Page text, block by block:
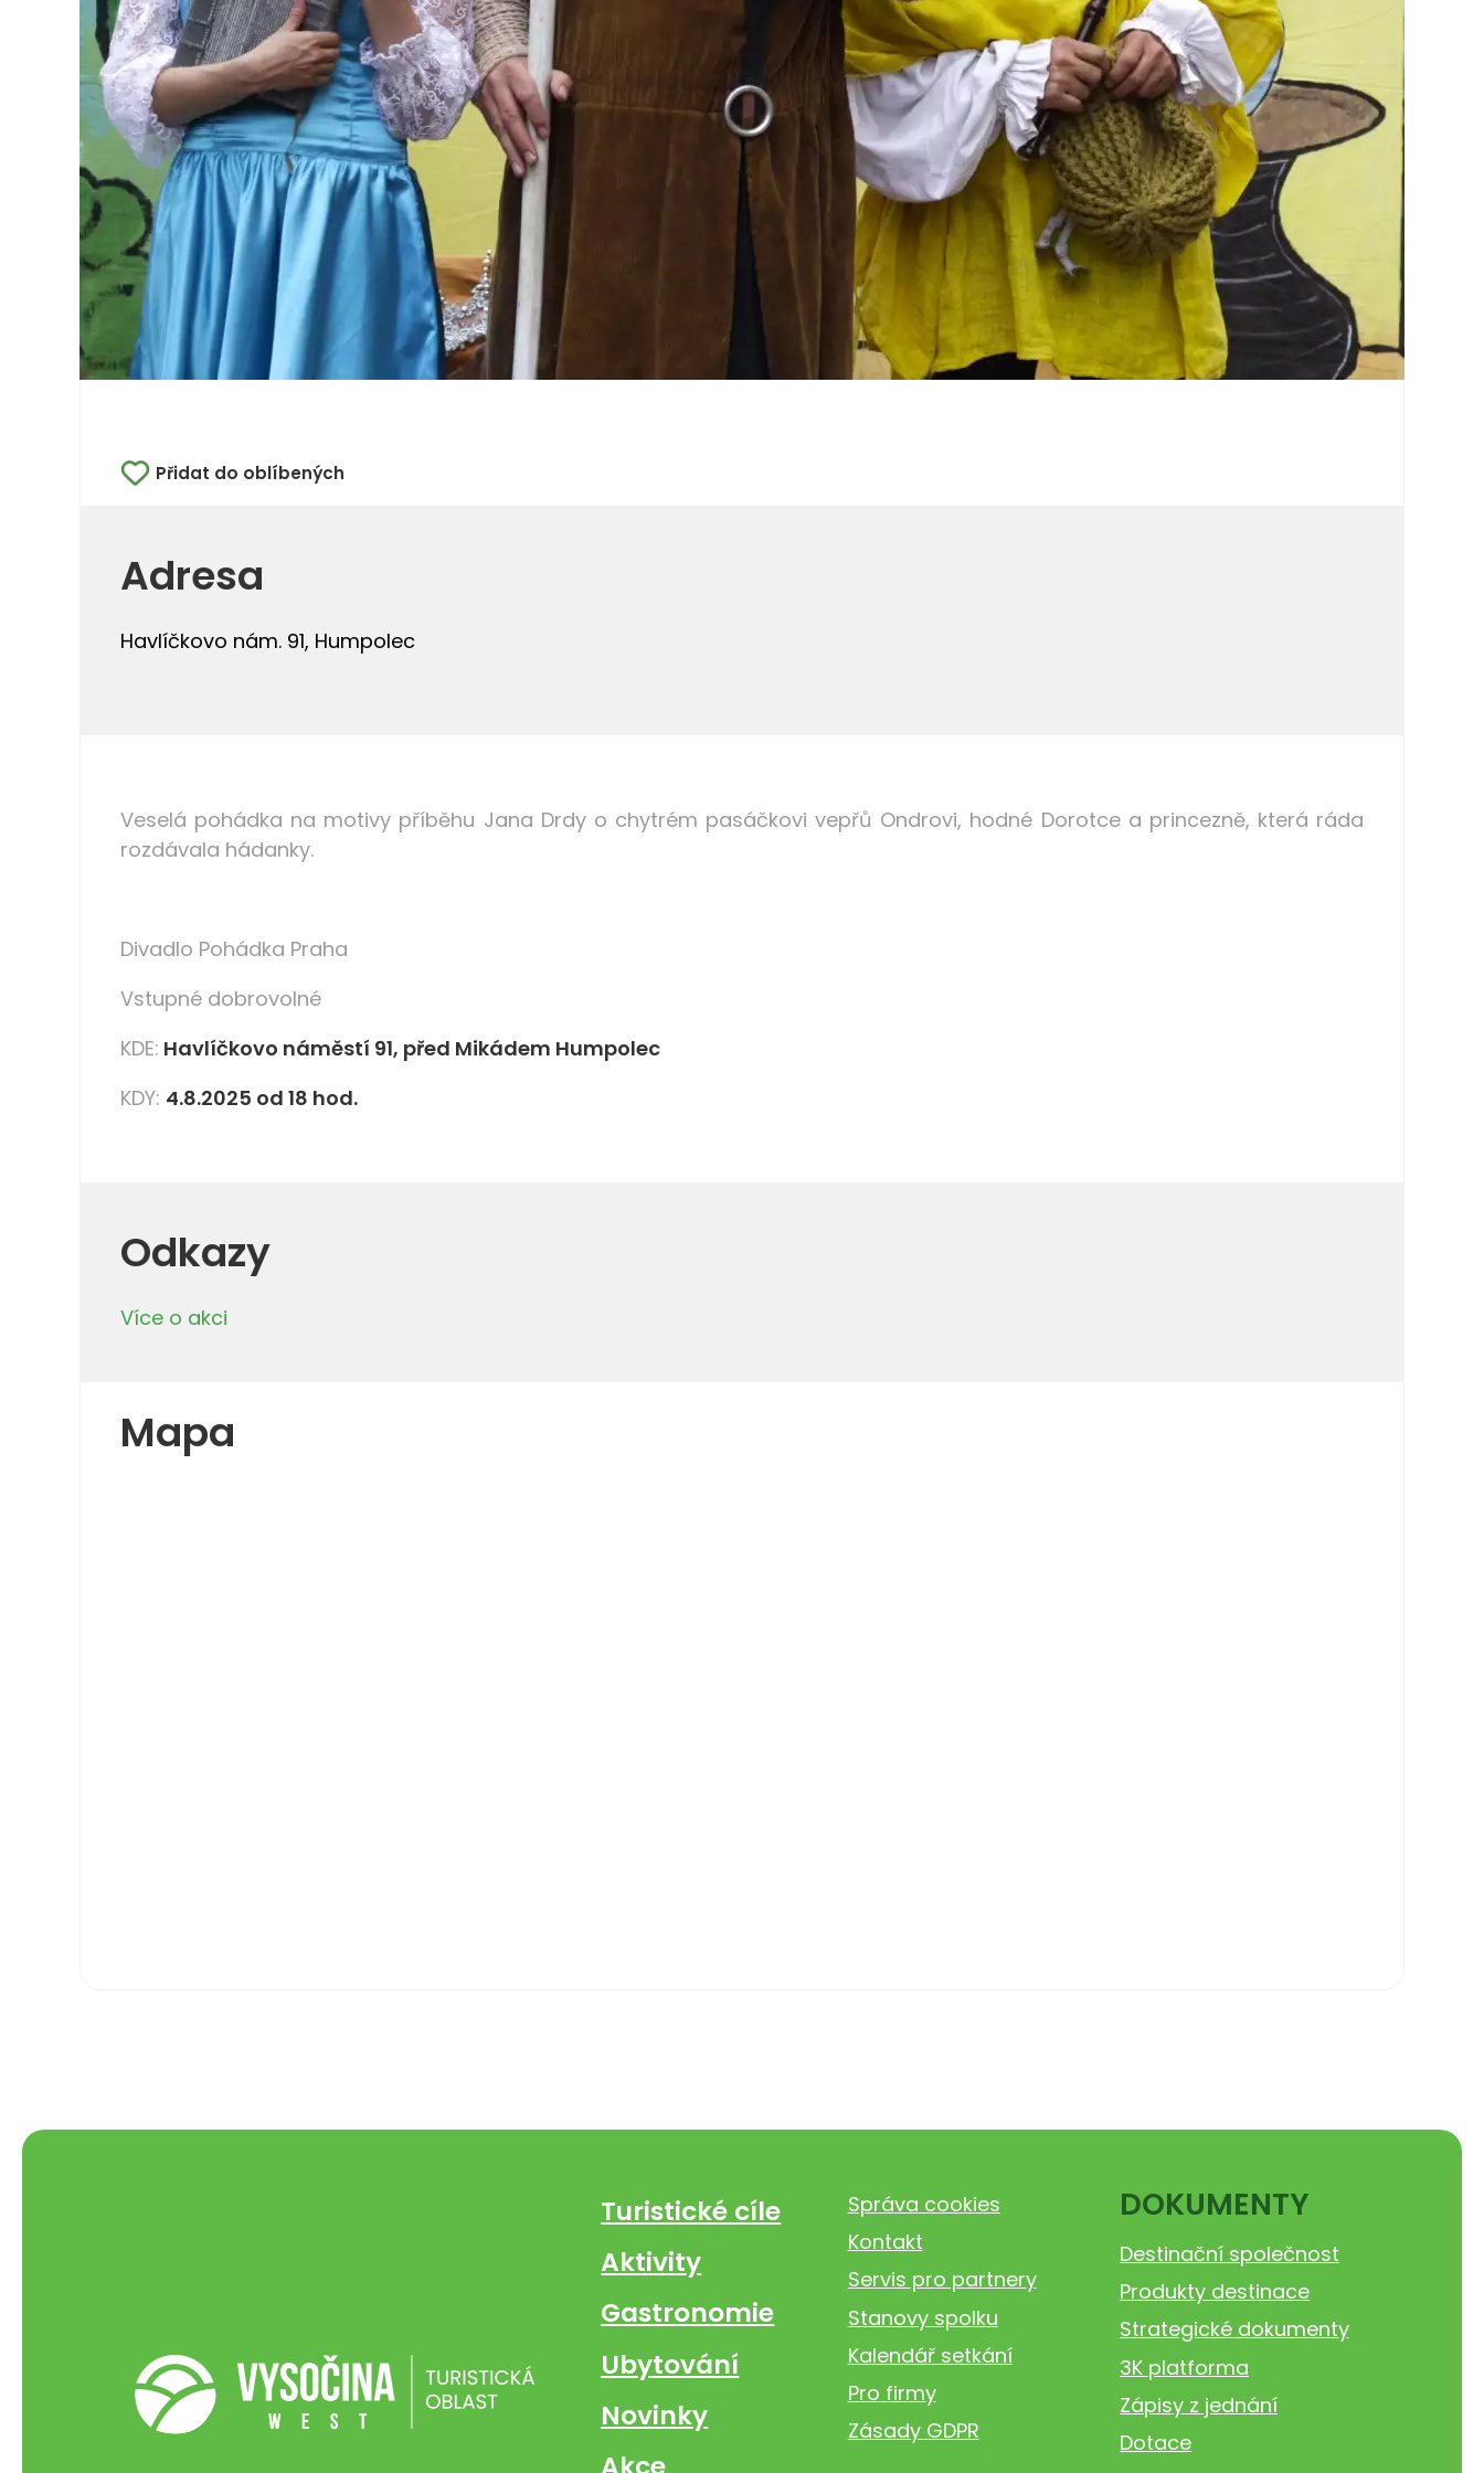
Přidat do oblíbených
Adresa
Havlíčkovo nám. 91, Humpolec
Veselá pohádka na motivy příběhu Jana Drdy o chytrém pasáčkovi vepřů Ondrovi, hodné Dorotce a princezně, která ráda
rozdávala hádanky.
Divadlo Pohádka Praha
Vstupné dobrovolné
KDE: Havlíčkovo náměstí 91, před Mikádem Humpolec
KDY: 4.8.2025 od 18 hod.
Odkazy
Více o akci
Mapa
Turistické cíle
Aktivity
Gastronomie
Ubytování
Novinky
Akce
Správa cookies
Kontakt
Servis pro partnery
Stanovy spolku
Kalendář setkání
Pro firmy
Zásady GDPR
DOKUMENTY
Destinační společnost
Produkty destinace
Strategické dokumenty
3K platforma
Zápisy z jednání
Dotace